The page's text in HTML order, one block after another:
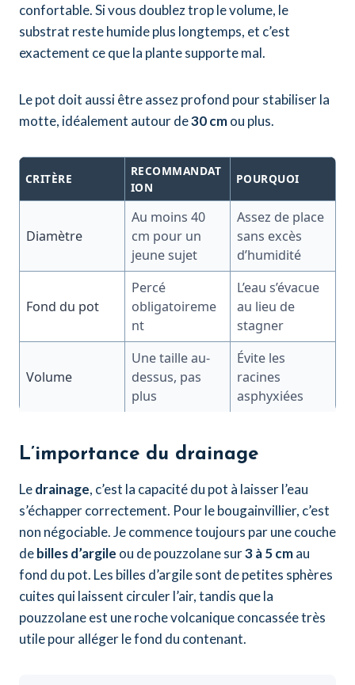
confortable. Si vous doublez trop le volume, le
substrat reste humide plus longtemps, et c’est
exactement ce que la plante supporte mal.
Le pot doit aussi être assez profond pour stabiliser la
motte, idéalement autour de30 cmou plus.
CRITÈRE
RECOMMANDAT
ION
POURQUOI
Diamètre
Au moins 40
cm pour un
jeune sujet
Assez de place
sans excès
d’humidité
Fond du pot
Percé
obligatoireme
nt
L’eau s’évacue
au lieu de
stagner
Volume
Une taille au-
dessus, pas
plus
Évite les
racines
asphyxiées
L’importance du drainage
Ledrainage, c’est la capacité du pot à laisser l’eau
s’échapper correctement. Pour le bougainvillier, c’est
non négociable. Je commence toujours par une couche
debilles d’argile ou de pouzzolane sur3 à 5 cmau
fond du pot. Les billes d’argile sont de petites sphères
cuites qui laissent circuler l’air, tandis que la
pouzzolane est une roche volcanique concassée très
utile pour alléger le fond du contenant.